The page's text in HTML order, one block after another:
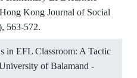
Kong Journal of Social
563-572.
in EFL Classroom: A Tactic
of Balamand -